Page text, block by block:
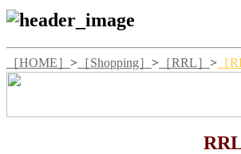
［HOME］ > ［Shopping］ > ［RRL］ > ［